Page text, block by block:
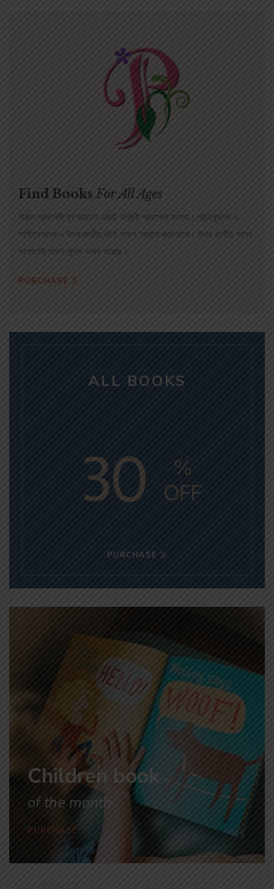
Find BooksFor All Ages
পারুল প্রকাশনী পূর্ব ভারতের একটি অগ্রণী প্রকাশনা সংস্থা। পাঠ্যপুস্তক ও
সাহিত্যগ্রন্থ – উভয় জাতীয় বইই পারুল প্রকাশ করে থাকে। উভয় জাতীয় গ্রন্থ
প্রকাশেই পারুল সুনাম অর্জন করেছে।
PURCHASE
ALL BOOKS
PURCHASE
Children book
of the month
PURCHASE